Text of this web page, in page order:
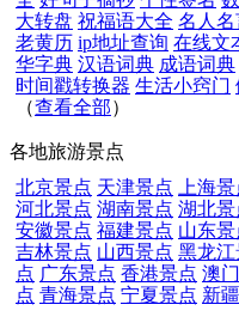
大转盘 祝福语大全 名人
老黄历 ip地址查询 在线文
华字典 汉语词典 成语词典
时间戳转换器 生活小窍门
（查看全部）
各地旅游景点
北京景点 天津景点 上海
河北景点 湖南景点 湖北景
安徽景点 福建景点 山东景
吉林景点 山西景点 黑龙江
点 广东景点 香港景点 澳
点 青海景点 宁夏景点 新